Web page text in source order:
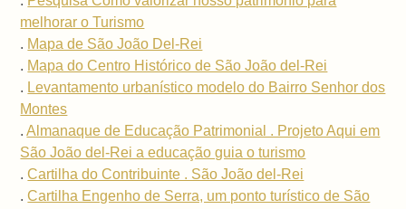
melhorar o Turismo
. Mapa de São João Del-Rei
. Mapa do Centro Histórico de São João del-Rei
. Levantamento urbanístico modelo do Bairro Senhor dos
Montes
.Almanaque de Educação Patrimonial . Projeto Aqui em
São João del-Rei a educação guia o turismo
.Cartilha do Contribuinte . São João del-Rei
.Cartilha Engenho de Serra, um ponto turístico de São